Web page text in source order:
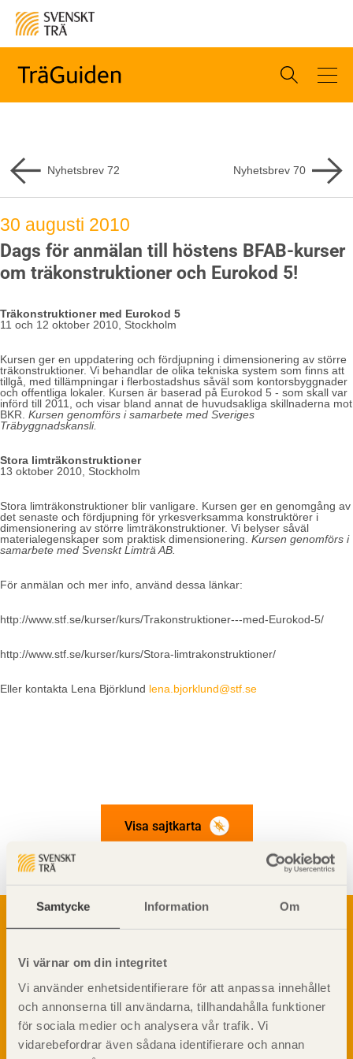
Samtycke Information Om
Vi värnar om din integritet
Vi använder enhetsidentifierare för att anpassa innehållet
och annonserna till användarna, tillhandahålla funktioner
för sociala medier och analysera vår trafik. Vi
vidarebefordrar även sådana identifierare och annan
Nyhetsbrev 72 Nyhetsbrev 70
30 augusti 2010
Dags för anmälan till höstens BFAB-kurser
om träkonstruktioner och Eurokod 5!
Träkonstruktioner med Eurokod 5
11 och 12 oktober 2010, Stockholm
Kursen ger en uppdatering och fördjupning i dimensionering av större
träkonstruktioner. Vi behandlar de olika tekniska system som finns att
tillgå, med tillämpningar i flerbostadshus såväl som kontorsbyggnader
och offentliga lokaler. Kursen är baserad på Eurokod 5 - som skall var
införd till 2011, och visar bland annat de huvudsakliga skillnaderna mot
BKR. Kursen genomförs i samarbete med Sveriges
Träbyggnadskansli.
Stora limträkonstruktioner
13 oktober 2010, Stockholm
Stora limträkonstruktioner blir vanligare. Kursen ger en genomgång av
det senaste och fördjupning för yrkesverksamma konstruktörer i
dimensionering av större limträkonstruktioner. Vi belyser såväl
materialegenskaper som praktisk dimensionering. Kursen genomförs i
samarbete med Svenskt Limträ AB.
För anmälan och mer info, använd dessa länkar:
http://www.stf.se/kurser/kurs/Trakonstruktioner---med-Eurokod-5/
http://www.stf.se/kurser/kurs/Stora-limtrakonstruktioner/
Eller kontakta Lena Björklund lena.bjorklund@stf.se
Visa sajtkarta
Om trä
Skogsbruk
Barrträdets uppbyggnad
Träets egenskaper och kvalitet
Sågverksprocessen
Träbaserade produkter
träbyggande och innehåller information om
materialet trä samt instruktioner för byggande
med trä.
Dela på